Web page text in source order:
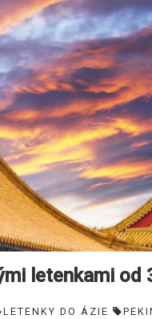
letenkami od
LETENKY DO ÁZIE